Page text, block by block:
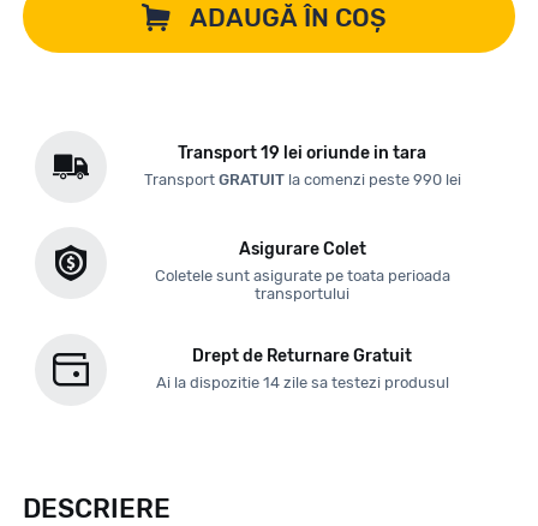
ADAUGĂ ÎN COȘ
Transport 19 lei oriunde in tara
Transport GRATUITla comenzi peste 990 lei
Asigurare Colet
Coletele sunt asigurate pe toata perioada
transportului
Drept de Returnare Gratuit
Ai la dispozitie 14 zile sa testezi produsul
DESCRIERE